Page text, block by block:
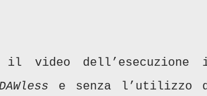
il video dell’esecuzione
e senza l’utilizzo